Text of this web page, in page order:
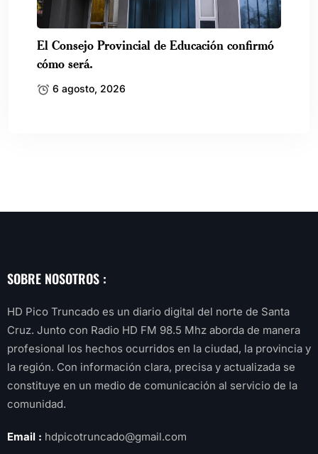
El Consejo Provincial de Educación confirmó
cómo será.
6 agosto, 2026
SOBRE NOSOTROS :
HD Pico Truncado es un diario digital del norte de Santa
Cruz. Junto con Radio HD FM 98.5 Mhz aborda de manera
profesional los hechos ocurridos en la ciudad, la provincia y
la región. Con información clara, precisa y actualizada se
constituye en un medio de comunicación al servicio de la
comunidad.
Email : hdpicotruncado@gmail.com